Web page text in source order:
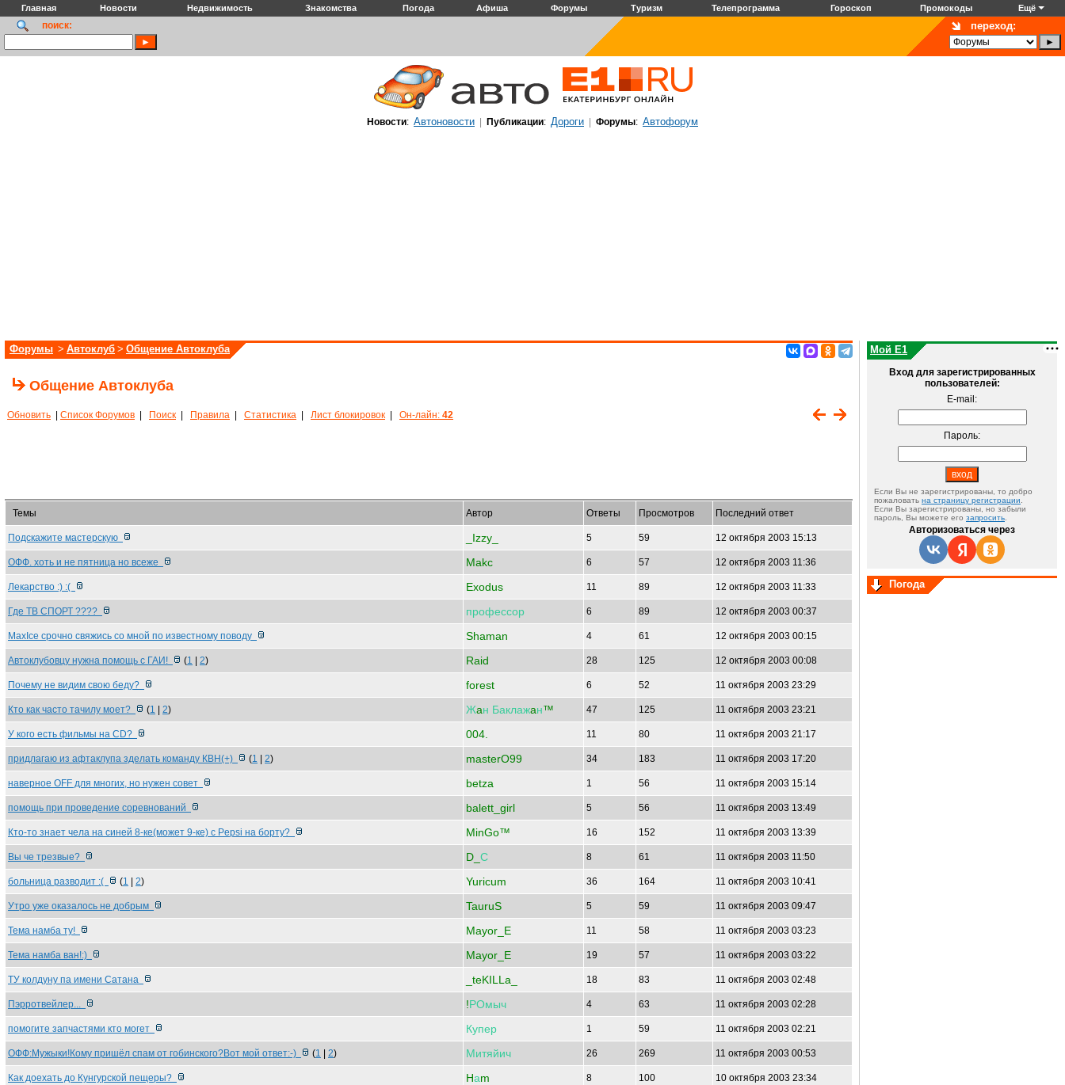
Главная Новости Недвижимость Знакомства Погода Афиша Форумы Туризм Телепрограмма Гороскоп Промокоды Ещё
поиск: переход:
Новости: Автоновости Публикации: Дороги Форумы: Автофорум
Форумы > Автоклуб > Общение Автоклуба
Общение Автоклуба
Обновить Список Форумов Поиск Правила Статистика Лист блокировок Он-лайн: 42
Темы Автор Ответы Просмотров Последний ответ
Подскажите мастерскую _Izzy_ 5 59 12 октября 2003 15:13
ОФФ. хоть и не пятница но всеже Makc 6 57 12 октября 2003 11:36
Лекарство :) :( Exodus 11 89 12 октября 2003 11:33
Где ТВ СПОРТ ???? профессор 6 89 12 октября 2003 00:37
MaxIce срочно свяжись со мной по известному поводу Shaman 4 61 12 октября 2003 00:15
Автоклубовцу нужна помощь с ГАИ! (1 2) Raid 28 125 12 октября 2003 00:08
Почему не видим свою беду? forest 6 52 11 октября 2003 23:29
Кто как часто тачилу моет? (1 2) Жaн Баклажaн™ 47 125 11 октября 2003 23:21
У кого есть фильмы на CD? 004. 11 80 11 октября 2003 21:17
придлагаю из афтаклупа зделать команду КВН(+) (1 2) masterO99 34 183 11 октября 2003 17:20
наверное OFF для многих, но нужен совет betza 1 56 11 октября 2003 15:14
помощь при проведение соревнований balett_girl 5 56 11 октября 2003 13:49
Кто-то знает чела на синей 8-ке(может 9-ке) с Pepsi на борту? MinGo™ 16 152 11 октября 2003 13:39
Вы че трезвые? D_ С 8 61 11 октября 2003 11:50
больница разводит :( (1 2) Yuricum 36 164 11 октября 2003 10:41
Утро уже оказалось не добрым TauruS 5 59 11 октября 2003 09:47
Тема намба ту! Mayor_E 11 58 11 октября 2003 03:23
Тема намба ван!:) Mayor_E 19 57 11 октября 2003 03:22
ТУ колдуну па имени Сатана _teKILLa_ 18 83 11 октября 2003 02:48
Пэрротвейлер... !РОмыч 4 63 11 октября 2003 02:28
помогите запчастями кто могет Купер 1 59 11 октября 2003 02:21
ОФФ:Мужыки!Кому пришёл спам от гобинского?Вот мой ответ:-) (1 2) Митяйич 26 269 11 октября 2003 00:53
Как доехать до Кунгурской пещеры? Hаm 8 100 10 октября 2003 23:34
Мой E1
Вход для зарегистрированных
пользователей:
E-mail:
Пароль:
Если Вы не зарегистрированы, то добро
пожаловать на страницу регистрации
Если Вы зарегистрированы, но забыли
пароль, Вы можете его запросить
Авторизоваться через
Погода